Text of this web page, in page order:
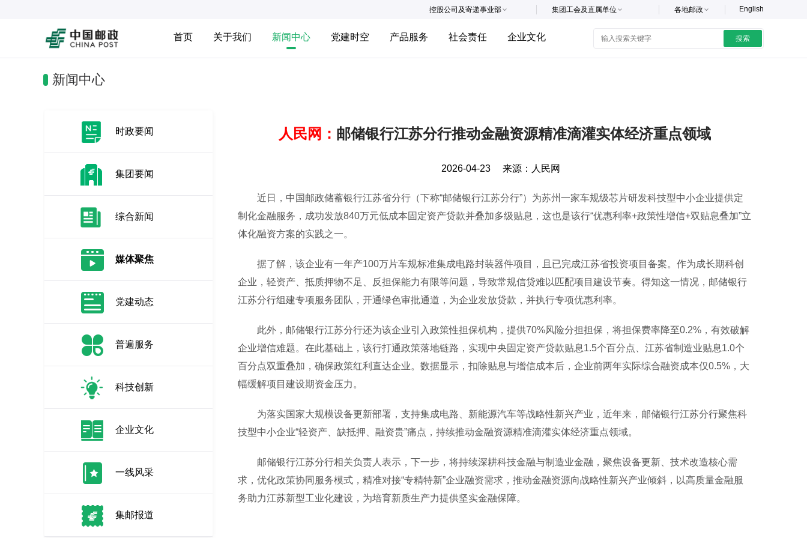
English
各地邮政
集团工会及直属单位
控股公司及寄递事业部
首页 关于我们 新闻中心 党建时空 产品服务 社会责任 企业文化 搜索
新闻中心
时政要闻
集团要闻
综合新闻
媒体聚焦
党建动态
普遍服务
科技创新
企业文化
一线风采
集邮报道
人民网： 邮储银行江苏分行推动金融资源精准滴灌实体经济重点领域
2026-04-23 来源： 人民网
近日，中国邮政储蓄银行江苏省分行（下称“邮储银行江苏分行”）为苏州一家车规级芯片研发科技型中小企业提供定
制化金融服务，成功发放840万元低成本固定资产贷款并叠加多级贴息，这也是该行“优惠利率+政策性增信+双贴息叠加”立
体化融资方案的实践之一。
据了解，该企业有一年产100万片车规标准集成电路封装器件项目，且已完成江苏省投资项目备案。作为成长期科创
企业，轻资产、抵质押物不足、反担保能力有限等问题，导致常规信贷难以匹配项目建设节奏。得知这一情况，邮储银行
江苏分行组建专项服务团队，开通绿色审批通道，为企业发放贷款，并执行专项优惠利率。
此外，邮储银行江苏分行还为该企业引入政策性担保机构，提供70%风险分担担保，将担保费率降至0.2%，有效破解
企业增信难题。在此基础上，该行打通政策落地链路，实现中央固定资产贷款贴息1.5个百分点、江苏省制造业贴息1.0个
百分点双重叠加，确保政策红利直达企业。数据显示，扣除贴息与增信成本后，企业前两年实际综合融资成本仅0.5%，大
幅缓解项目建设期资金压力。
为落实国家大规模设备更新部署，支持集成电路、新能源汽车等战略性新兴产业，近年来，邮储银行江苏分行聚焦科
技型中小企业“轻资产、缺抵押、融资贵”痛点，持续推动金融资源精准滴灌实体经济重点领域。
邮储银行江苏分行相关负责人表示，下一步，将持续深耕科技金融与制造业金融，聚焦设备更新、技术改造核心需
求，优化政策协同服务模式，精准对接“专精特新”企业融资需求，推动金融资源向战略性新兴产业倾斜，以高质量金融服
务助力江苏新型工业化建设，为培育新质生产力提供坚实金融保障。